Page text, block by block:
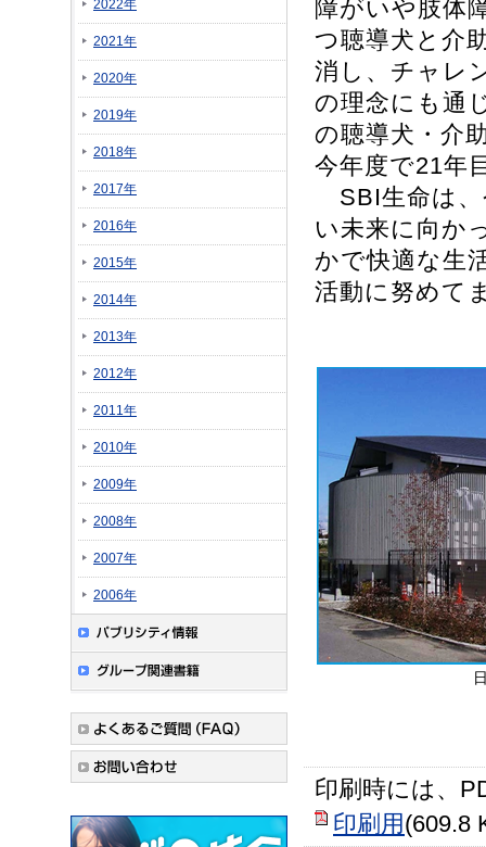
障がいや肢体
つ聴導犬と介
消し、チャレ
の理念にも通
の聴導犬・介
今年度で21年
SBI生命は、
い未来に向か
かで快適な生
活動に努めて
印刷時には、
印刷用 (609.8
2022年
2021年
2020年
2019年
2018年
2017年
2016年
2015年
2014年
2013年
2012年
2011年
2010年
2009年
2008年
2007年
2006年